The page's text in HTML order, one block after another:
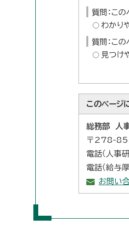
質問：こ
わかり
質問：こ
見つけ
このページ
総務部 人
〒278-
電話（人事
電話（給
お問い